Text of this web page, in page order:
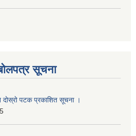
सूचना
दोस्रो पटक प्रकाशित सूचना ।